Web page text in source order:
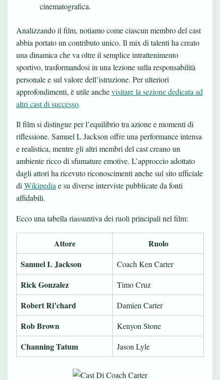
cinematografica.
Analizzando il film, notiamo come ciascun membro del cast
abbia portato un contributo unico. Il mix di talenti ha creato
una dinamica che va oltre il semplice intrattenimento
sportivo, trasformandosi in una lezione sulla responsabilità
personale e sul valore dell’istruzione. Per ulteriori
approfondimenti, è utile anchevisitare la sezione dedicata ad
altri cast di successo.
Il film si distingue per l’equilibrio tra azione e momenti di
riflessione. Samuel L Jackson offre una performance intensa
e realistica, mentre gli altri membri del cast creano un
ambiente ricco di sfumature emotive. L’approccio adottato
dagli attori ha ricevuto riconoscimenti anche sul sito ufficiale
diWikipediae su diverse interviste pubblicate da fonti
affidabili.
Ecco una tabella riassuntiva dei ruoli principali nel film:
Attore
Ruolo
Samuel L Jackson
Coach Ken Carter
Rick Gonzalez Timo Cruz
Robert Ri’chard Damien Carter
Rob Brown Kenyon Stone
Channing Tatum Jason Lyle